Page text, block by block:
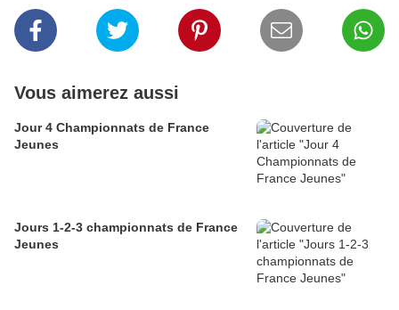
Vous aimerez aussi
Jour 4 Championnats de France
Jeunes
Jours 1-2-3 championnats de France
Jeunes